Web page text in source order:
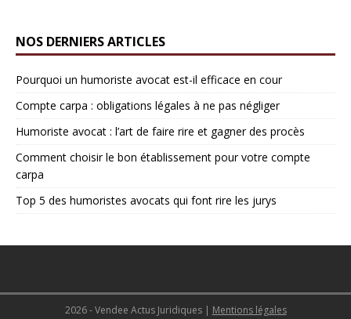
NOS DERNIERS ARTICLES
Pourquoi un humoriste avocat est-il efficace en cour
Compte carpa : obligations légales à ne pas négliger
Humoriste avocat : l’art de faire rire et gagner des procès
Comment choisir le bon établissement pour votre compte
carpa
Top 5 des humoristes avocats qui font rire les jurys
2026 - Vendee Actus Juridiques | Mentions légales